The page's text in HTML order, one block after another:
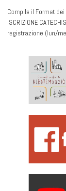
Compila il Format
ISCRIZIONE
registrazione (lun/